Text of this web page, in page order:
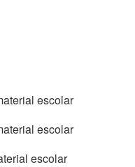
escolar
escolar
escolar